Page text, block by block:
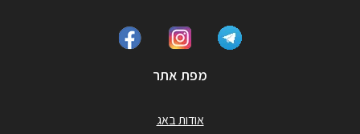
מפת אתר
אודות באג